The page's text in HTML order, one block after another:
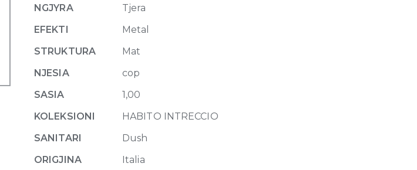
Bronze
NGJYRA
Tjera
EFEKTI
Metal
STRUKTURA
Mat
NJESIA
cop
SASIA
1,00
KOLEKSIONI
HABITO INTRECCIO
SANITARI
Dush
ORIGJINA
Italia